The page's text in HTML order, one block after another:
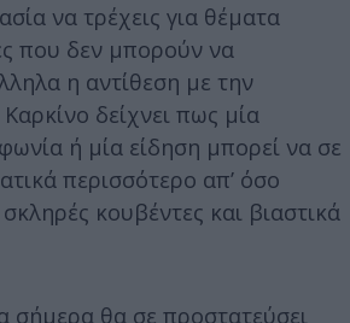
να τρέχεις για θέματα
που δεν μπορούν να
η αντίθεση με την
δείχνει πως μία
ή μία είδηση μπορεί να σε
περισσότερο απ’ όσο
κουβέντες και βιαστικά
σήμερα θα σε προστατεύσει